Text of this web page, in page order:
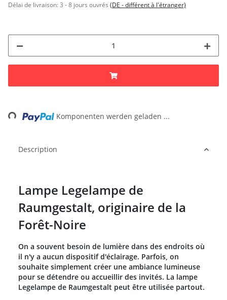
Délai de livraison:3 - 8 jours ouvrés (DE - différent à l'étranger)
Komponenten werden geladen ...
Description
Lampe Legelampe de
Raumgestalt, originaire de la
Forêt-Noire
On a souvent besoin de lumière dans des endroits où
il n'y a aucun dispositif d'éclairage. Parfois, on
souhaite simplement créer une ambiance lumineuse
pour se détendre ou accueillir des invités. La lampe
Legelampe de Raumgestalt peut être utilisée partout.